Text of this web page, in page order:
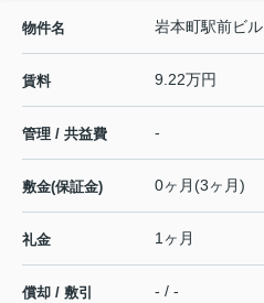
物件名 岩本町駅前ビル
賃料 9.22万円
管理 / 共益費 -
敷金(保証金) 0ヶ月(3ヶ月)
礼金 1ヶ月
償却 / 敷引 - / -